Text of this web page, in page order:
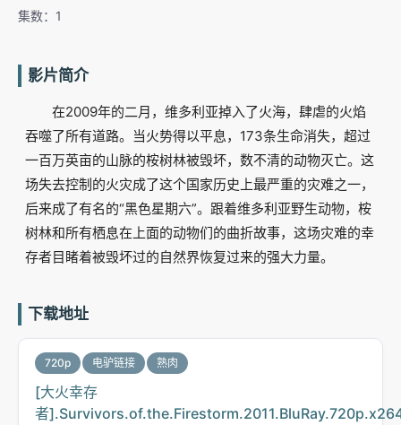
集数：1
影片简介
在2009年的二月，维多利亚掉入了火海，肆虐的火焰
吞噬了所有道路。当火势得以平息，173条生命消失，超过
一百万英亩的山脉的桉树林被毁坏，数不清的动物灭亡。这
场失去控制的火灾成了这个国家历史上最严重的灾难之一，
后来成了有名的“黑色星期六”。跟着维多利亚野生动物，桉
树林和所有栖息在上面的动物们的曲折故事，这场灾难的幸
存者目睹着被毁坏过的自然界恢复过来的强大力量。
下载地址
720p 电驴链接 熟肉
[大火幸存
者